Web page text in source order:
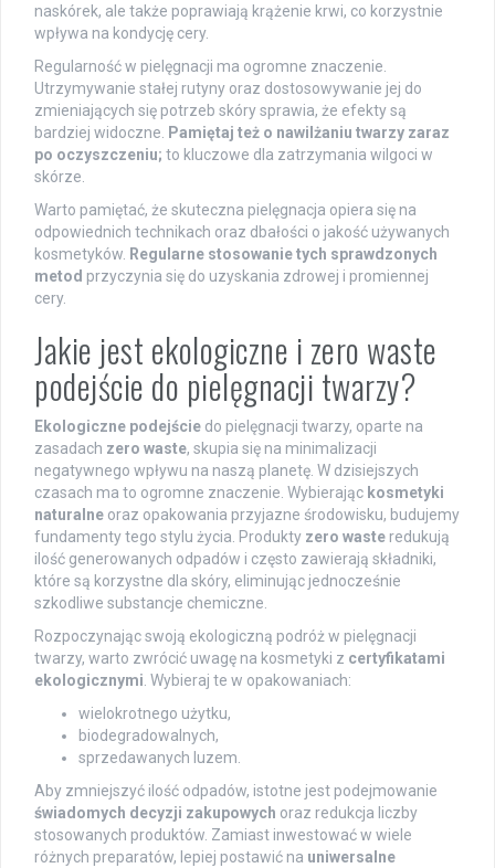
naskórek, ale także poprawiają krążenie krwi, co korzystnie
wpływa na kondycję cery.
Regularność w pielęgnacji ma ogromne znaczenie.
Utrzymywanie stałej rutyny oraz dostosowywanie jej do
zmieniających się potrzeb skóry sprawia, że efekty są
bardziej widoczne.
Pamiętaj też o nawilżaniu twarzy zaraz
po oczyszczeniu; to kluczowe dla zatrzymania wilgoci w
skórze.
Warto pamiętać, że skuteczna pielęgnacja opiera się na
odpowiednich technikach oraz dbałości o jakość używanych
kosmetyków. Regularne stosowanie tych sprawdzonych
metod przyczynia się do uzyskania zdrowej i promiennej
cery.
Jakie jest ekologiczne i zero waste
podejście do pielęgnacji twarzy?
Ekologiczne podejście do pielęgnacji twarzy, oparte na
zasadach zero waste, skupia się na minimalizacji
negatywnego wpływu na naszą planetę. W dzisiejszych
czasach ma to ogromne znaczenie. Wybierając kosmetyki
naturalne oraz opakowania przyjazne środowisku, budujemy
fundamenty tego stylu życia. Produkty zero waste redukują
ilość generowanych odpadów i często zawierają składniki,
które są korzystne dla skóry, eliminując jednocześnie
szkodliwe substancje chemiczne.
Rozpoczynając swoją ekologiczną podróż w pielęgnacji
twarzy, warto zwrócić uwagę na kosmetyki z certyfikatami
ekologicznymi . Wybieraj te w opakowaniach:
wielokrotnego użytku,
biodegradowalnych,
sprzedawanych luzem.
Aby zmniejszyć ilość odpadów, istotne jest podejmowanie
świadomych decyzji zakupowych oraz redukcja liczby
stosowanych produktów. Zamiast inwestować w wiele
różnych preparatów, lepiej postawić na uniwersalne